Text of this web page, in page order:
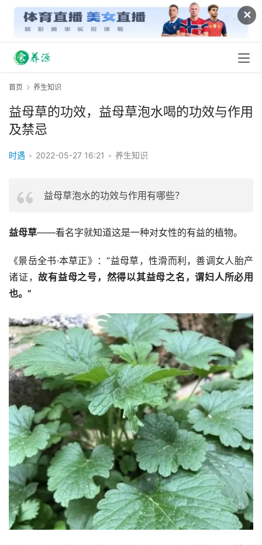
✕
首页 养生知识
益母草的功效，益母草泡水喝的功效与作用
及禁忌
时遇 • 2022-05-27 16:21 • 养生知识
益母草泡水的功效与作用有哪些？
益母草——看名字就知道这是一种对女性的有益的植物。
《景岳全书·本草正》：“益母草，性滑而利，善调女人胎产
诸证，故有益母之号，然得以其益母之名，谓妇人所必用
也。”